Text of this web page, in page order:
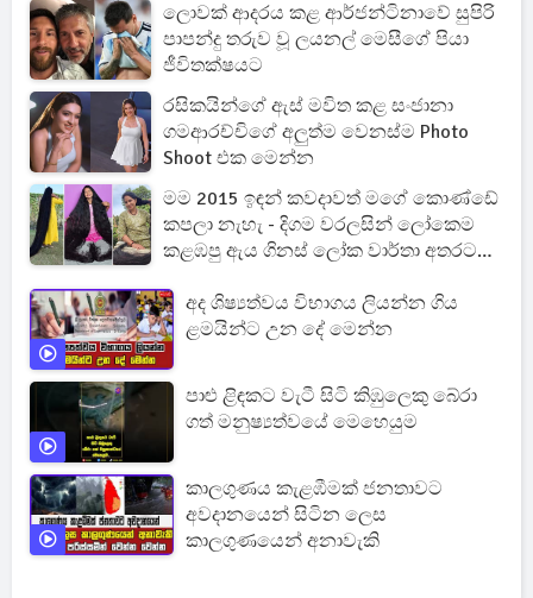
ලොවක් ආදරය කළ ආර්ජන්ටිනාවේ සුපිරි
පාපන්දු තරුව වූ ලයනල් මෙසීගේ පියා
ජීවිතක්ෂයට
රසිකයින්ගේ ඇස් මවිත කළ සංජානා
ගමආරච්චිගේ අලුත්ම වෙනස්ම Photo
Shoot එක මෙන්න
මම 2015 ඉඳන් කවදාවත් මගේ කොණ්ඩේ
කපලා නැහැ - දිගම වරලසින් ලෝකෙම
කළඹපු ඇය ගිනස් ලෝක වාර්තා අතරට
අද ශිෂ්‍යත්වය විභාගය ලියන්න ගිය
ළමයින්ට උන දේ මෙන්න
පාළු ළිඳකට වැටී සිටි කිඹුලෙකු බේරා
ගත් මනුෂ්‍යත්වයේ මෙහෙයුම
කාලගුණය කැළඹීමක් ජනතාවට
අවදානයෙන් සිටින ලෙස
කාලගුණයෙන් අනාවැකි